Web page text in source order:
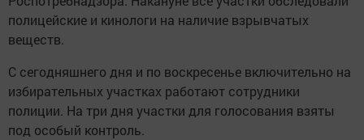
полицейские и кинологи на наличие взрывчатых
веществ.
С сегодняшнего дня и по воскресенье включительно на
избирательных участках работают сотрудники
полиции. На три дня участки для голосования взяты
под особый контроль.